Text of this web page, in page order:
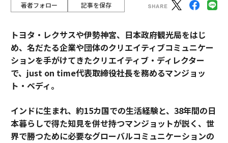
著者フォロー 記事を保存
トヨタ・レクサスや伊勢神宮、日本政府観光局をはじ
め、名だたる企業や団体のクリエイティブコミュニケー
ションを手がけてきたクリエイティブ・ディレクター
で、just on time代表取締役社長を務めるマンジョッ
ト・ベディ。
インドに生まれ、約15カ国での生活経験と、38年間の日
本暮らしで得た知見を併せ持つマンジョットが説く、世
界で勝つために必要なグローバルコミュニケーションの